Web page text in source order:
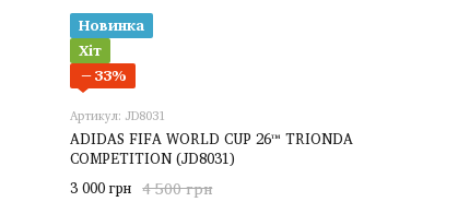
Новинка
Хіт
−33%
Артикул: JD8031
ADIDAS FIFA WORLD CUP 26™ TRIONDA
COMPETITION (JD8031)
4 500 грн
3 000 грн